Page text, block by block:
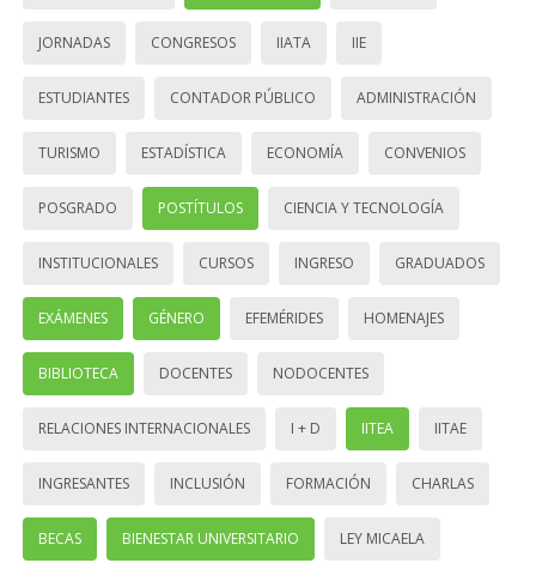
JORNADAS CONGRESOS IIATA IIE
ESTUDIANTES CONTADOR PÚBLICO ADMINISTRACIÓN
TURISMO ESTADÍSTICA ECONOMÍA CONVENIOS
POSGRADO POSTÍTULOS CIENCIA Y TECNOLOGÍA
INSTITUCIONALES CURSOS INGRESO GRADUADOS
EXÁMENES GÉNERO EFEMÉRIDES HOMENAJES
BIBLIOTECA DOCENTES NODOCENTES
RELACIONES INTERNACIONALES I + D IITEA IITAE
INGRESANTES INCLUSIÓN FORMACIÓN CHARLAS
BECAS BIENESTAR UNIVERSITARIO LEY MICAELA